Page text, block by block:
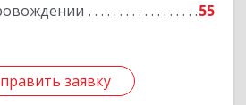
55
заявку
заявку